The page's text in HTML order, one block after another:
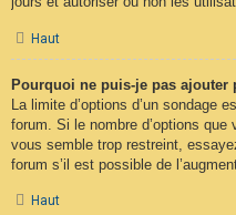
Haut
Pourquoi ne puis-je pas ajouter
La limite d’options d’un sondage
forum. Si le nombre d’options
vous semble trop restreint,
forum s’il est possible de
Haut